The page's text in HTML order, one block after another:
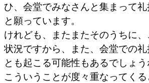
ひ、会堂でみなさんと集まって
と願っています。
けれども、またまたそのうちに
状況ですから、また、会堂での
とも起こる可能性もあるでしょ
こういうことが度々重なってく